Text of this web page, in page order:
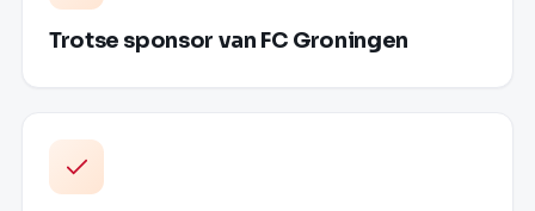
Trotse sponsor van FC Groningen